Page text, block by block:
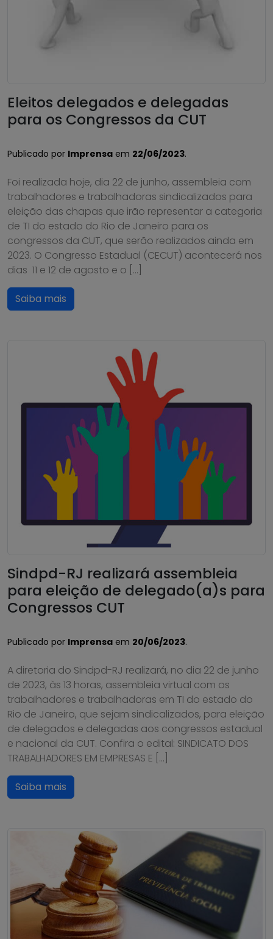
Eleitos delegados e delegadas
para os Congressos da CUT
Publicado por Imprensa em 22/06/2023.
Foi realizada hoje, dia 22 de junho, assembleia com
trabalhadores e trabalhadoras sindicalizados para
eleição das chapas que irão representar a categoria
de TI do estado do Rio de Janeiro para os
congressos da CUT, que serão realizados ainda em
2023. O Congresso Estadual (CECUT) acontecerá nos
dias 11 e 12 de agosto e o […]
Saiba mais
Sindpd-RJ realizará assembleia
para eleição de delegado(a)s para
Congressos CUT
Publicado por Imprensa em 20/06/2023.
A diretoria do Sindpd-RJ realizará, no dia 22 de junho
de 2023, às 13 horas, assembleia virtual com os
trabalhadores e trabalhadoras em TI do estado do
Rio de Janeiro, que sejam sindicalizados, para eleição
de delegados e delegadas aos congressos estadual
e nacional da CUT. Confira o edital: SINDICATO DOS
TRABALHADORES EM EMPRESAS E […]
Saiba mais